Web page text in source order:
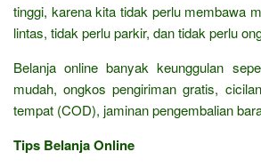
tinggi, karena kita tidak perlu membawa
lintas, tidak perlu parkir, dan tidak perlu
Belanja online banyak keunggulan
mudah, ongkos pengiriman gratis,
tempat (COD), jaminan pengembalian
Tips Belanja Online